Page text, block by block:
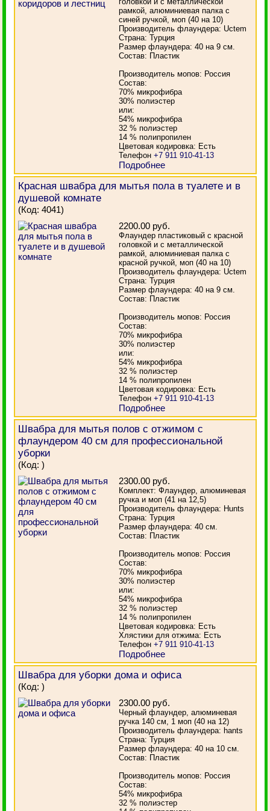
рамкой, алюминиевая палка с
синей ручкой, моп (40 на 10)
Производитель флаундера: Uctem
Страна: Турция
Размер флаундера: 40 на 9 см.
Состав: Пластик
Производитель мопов: Россия
Состав:
70% микрофибра
30% полиэстер
или:
54% микрофибра
32 % полиэстер
14 % полипропилен
Цветовая кодировка: Есть
Телефон+7 911 910-41-13
Подробнее
Красная швабра для мытья пола в туалете и в
душевой комнате
(Код:4041)
2200.00 руб.
Флаундер пластиковый с красной
головкой и с металлической
рамкой, алюминиевая палка с
красной ручкой, моп (40 на 10)
Производитель флаундера: Uctem
Страна: Турция
Размер флаундера: 40 на 9 см.
Состав: Пластик
Производитель мопов: Россия
Состав:
70% микрофибра
30% полиэстер
или:
54% микрофибра
32 % полиэстер
14 % полипропилен
Цветовая кодировка: Есть
Телефон+7 911 910-41-13
Подробнее
Швабра для мытья полов с отжимом с
флаундером 40 см для профессиональной
уборки
(Код:)
2300.00 руб.
Комплект: Флаундер, алюминевая
ручка и моп (41 на 12,5)
Производитель флаундера: Hunts
Страна: Турция
Размер флаундера: 40 см.
Состав: Пластик
Производитель мопов: Россия
Состав:
70% микрофибра
30% полиэстер
или:
54% микрофибра
32 % полиэстер
14 % полипропилен
Цветовая кодировка: Есть
Хлястики для отжима: Есть
Телефон+7 911 910-41-13
Подробнее
Швабра для уборки дома и офиса
(Код:)
2300.00 руб.
Черный флаундер, алюминевая
ручка 140 см, 1 моп (40 на 12)
Производитель флаундера: hants
Страна: Турция
Размер флаундера: 40 на 10 см.
Состав: Пластик
Производитель мопов: Россия
Состав:
54% микрофибра
32 % полиэстер